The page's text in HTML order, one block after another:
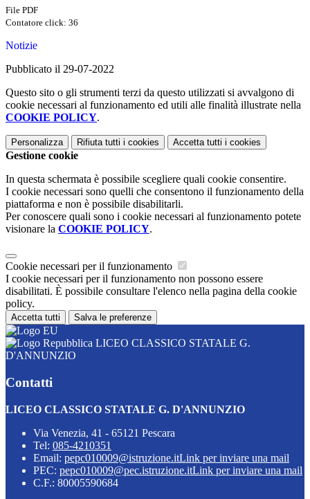
File PDF
Contatore click: 36
Notizie
Pubblicato il 29-07-2022
Questo sito o gli strumenti terzi da questo utilizzati si avvalgono di
cookie necessari al funzionamento ed utili alle finalità illustrate nella
COOKIE POLICY.
Personalizza Rifiuta tutti i cookies Accetta tutti i cookies
Gestione cookie
In questa schermata è possibile scegliere quali cookie consentire.
I cookie necessari sono quelli che consentono il funzionamento della
piattaforma e non è possibile disabilitarli.
Per conoscere quali sono i cookie necessari al funzionamento potete
visionare la COOKIE POLICY.
Cookie necessari per il funzionamento
I cookie necessari per il funzionamento non possono essere
disabilitati. È possibile consultare l'elenco nella pagina della cookie
policy.
Accetta tutti Salva le preferenze
LICEO CLASSICO STATALE G.
D'ANNUNZIO
Contatti
LICEO CLASSICO STATALE G. D'ANNUNZIO
Via Venezia, 41 - 65121 Pescara
Tel: 085-4210351
Email: pepc010009@istruzione.itLink per inviare una mail
PEC: pepc010009@pec.istruzione.itLink per inviare una mail
C.F.: 80005590684